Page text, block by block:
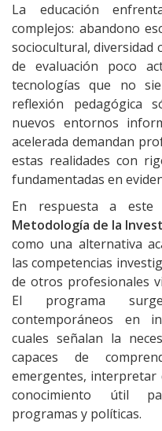
La educación
complejos: abandono
sociocultural, diversidad
de evaluación poco
tecnologías que no
reflexión pedagógica
nuevos entornos
acelerada demandan
estas realidades con
fundamentadas en
En respuesta a este
Metodología de la
como una alternativa
las competencias
de otros profesionales
El programa
contemporáneos en
cuales señalan la
capaces de
emergentes, interpretar
conocimiento útil
programas y políticas.